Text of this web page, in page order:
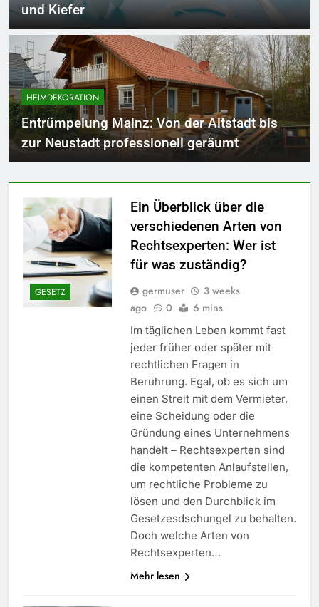
und Kiefer
HEIMDEKORATION
Entrümpelung Mainz: Von der Altstadt bis
zur Neustadt professionell geräumt
GESETZ
Ein Überblick über die
verschiedenen Arten von
Rechtsexperten: Wer ist
für was zuständig?
germuser
3 weeks
ago
0 6 mins
Im täglichen Leben kommt fast
jeder früher oder später mit
rechtlichen Fragen in
Berührung. Egal, ob es sich um
einen Streit mit dem Vermieter,
eine Scheidung oder die
Gründung eines Unternehmens
handelt – Rechtsexperten sind
die kompetenten Anlaufstellen,
um rechtliche Probleme zu
lösen und den Durchblick im
Gesetzesdschungel zu behalten.
Doch welche Arten von
Rechtsexperten…
Mehr lesen